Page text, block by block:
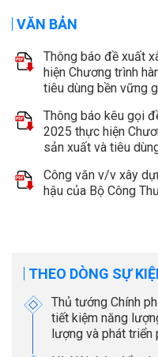
VĂN BẢN
Thông báo đề xuất
hiện Chương trình
tiêu dùng bền vững
Thông báo kêu gọi
2025 thực hiện
sản xuất và tiêu
Công văn v/v xây
hậu của Bộ Công
THEO DÒNG SỰ
Thủ tướng Chính
tiết kiệm năng
lượng và phát